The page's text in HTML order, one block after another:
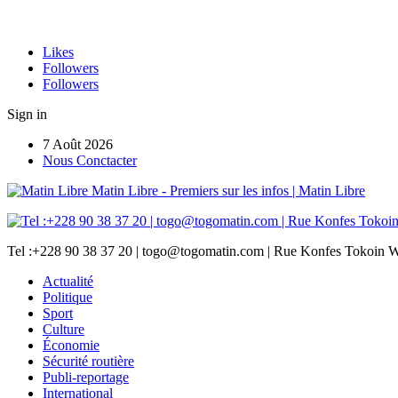
Likes
Followers
Followers
Sign in
7 Août 2026
Nous Conctacter
Matin Libre - Premiers sur les infos | Matin Libre
Tel :+228 90 38 37 20 | togo@togomatin.com | Rue Konfes Tokoin
Actualité
Politique
Sport
Culture
Économie
Sécurité routière
Publi-reportage
International